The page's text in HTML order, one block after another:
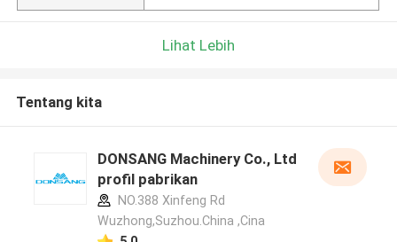
Lihat Lebih
Tentang kita
DONSANG Machinery Co., Ltd
profil pabrikan
NO.388 Xinfeng Rd
Wuzhong,Suzhou.China ,Cina